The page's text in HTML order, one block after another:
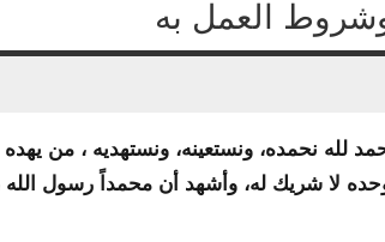
العمل به
لله نحمده، ونستعينه، ونستهديه ، من
لا شريك له، وأشهد أن محمداً رسول الله